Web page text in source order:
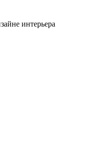
интерьера